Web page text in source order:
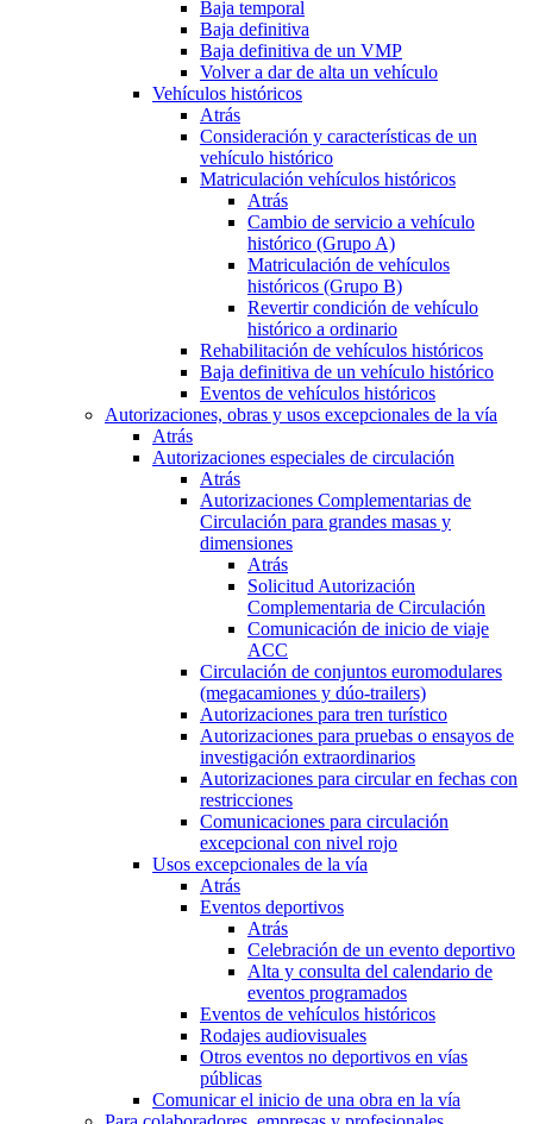
Baja temporal
Baja definitiva
Baja definitiva de un VMP
Volver a dar de alta un vehículo
Vehículos históricos
Atrás
Consideración y características de un
vehículo histórico
Matriculación vehículos históricos
Atrás
Cambio de servicio a vehículo
histórico (Grupo A)
Matriculación de vehículos
históricos (Grupo B)
Revertir condición de vehículo
histórico a ordinario
Rehabilitación de vehículos históricos
Baja definitiva de un vehículo histórico
Eventos de vehículos históricos
Autorizaciones, obras y usos excepcionales de la vía
Atrás
Autorizaciones especiales de circulación
Atrás
Autorizaciones Complementarias de
Circulación para grandes masas y
dimensiones
Atrás
Solicitud Autorización
Complementaria de Circulación
Comunicación de inicio de viaje
ACC
Circulación de conjuntos euromodulares
(megacamiones y dúo-trailers)
Autorizaciones para tren turístico
Autorizaciones para pruebas o ensayos de
investigación extraordinarios
Autorizaciones para circular en fechas con
restricciones
Comunicaciones para circulación
excepcional con nivel rojo
Usos excepcionales de la vía
Atrás
Eventos deportivos
Atrás
Celebración de un evento deportivo
Alta y consulta del calendario de
eventos programados
Eventos de vehículos históricos
Rodajes audiovisuales
Otros eventos no deportivos en vías
públicas
Comunicar el inicio de una obra en la vía